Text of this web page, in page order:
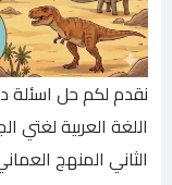
نقدم لكم حل اسئلة
اللغة العربية
الثاني المنهج